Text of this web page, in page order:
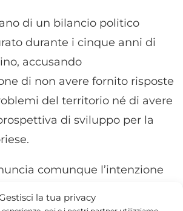
la tua privacy
di un bilancio politico
durante i cinque anni di
accusando
di non avere fornito risposte
del territorio né di avere
di sviluppo per la
comunque l’intenzione